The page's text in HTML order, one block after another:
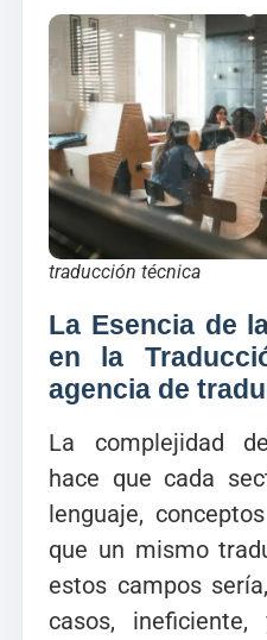
traducción técnica
La Esencia de
en la
agencia de
La complejidad
hace que cada
lenguaje,
que un mismo
estos campos
casos,